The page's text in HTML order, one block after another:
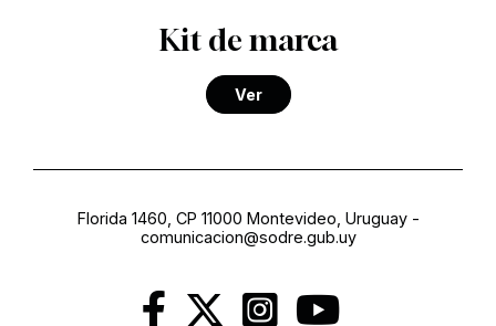
Kit de marca
Ver
Florida 1460, CP 11000 Montevideo, Uruguay-
comunicacion@sodre.gub.uy